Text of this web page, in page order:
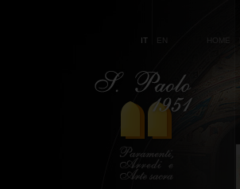
IT EN HOME